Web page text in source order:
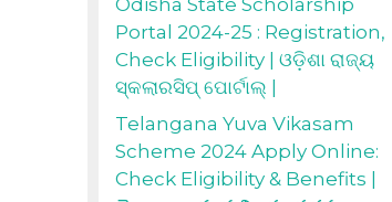
Portal 2024-25 : Registration,
Check Eligibility | ଓଡ଼ିଶା ରାଜ୍ୟ
ସ୍କଲାରସିପ୍ ପୋର୍ଟାଲ୍ |
Telangana Yuva Vikasam
Scheme 2024 Apply Online:
Check Eligibility & Benefits |